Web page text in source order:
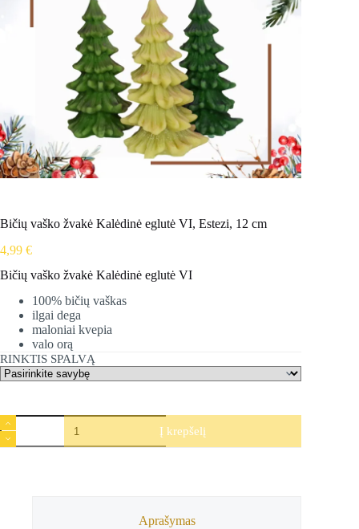
Bičių vaško žvakė Kalėdinė eglutė VI, Estezi, 12 cm
4,99 €
Bičių vaško žvakė Kalėdinė eglutė VI
100% bičių vaškas
ilgai dega
maloniai kvepia
valo orą
RINKTIS SPALVĄ
produkto
kiekis:
Bičių
Į krepšelį
Aprašymas